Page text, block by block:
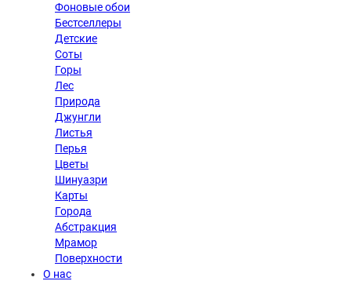
Фоновые обои
Бестселлеры
Детские
Соты
Горы
Лес
Природа
Джунгли
Листья
Перья
Цветы
Шинуазри
Карты
Города
Абстракция
Мрамор
Поверхности
О нас